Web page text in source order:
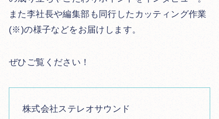
また李社長や編集部も同行したカッティング作業
(※)の様子などをお届けします。
ぜひご覧ください！
株式会社ステレオサウンド